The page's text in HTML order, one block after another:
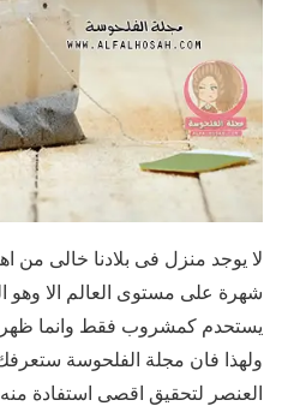
لا يوجد منزل فى بلادنا خالى من
شهرة على مستوى العالم الا وهو
يستحدم كمشروب فقط وانما
ولهذا فان مجلة الفلحوسة
العنصر لتحقيق اقصى استفادة